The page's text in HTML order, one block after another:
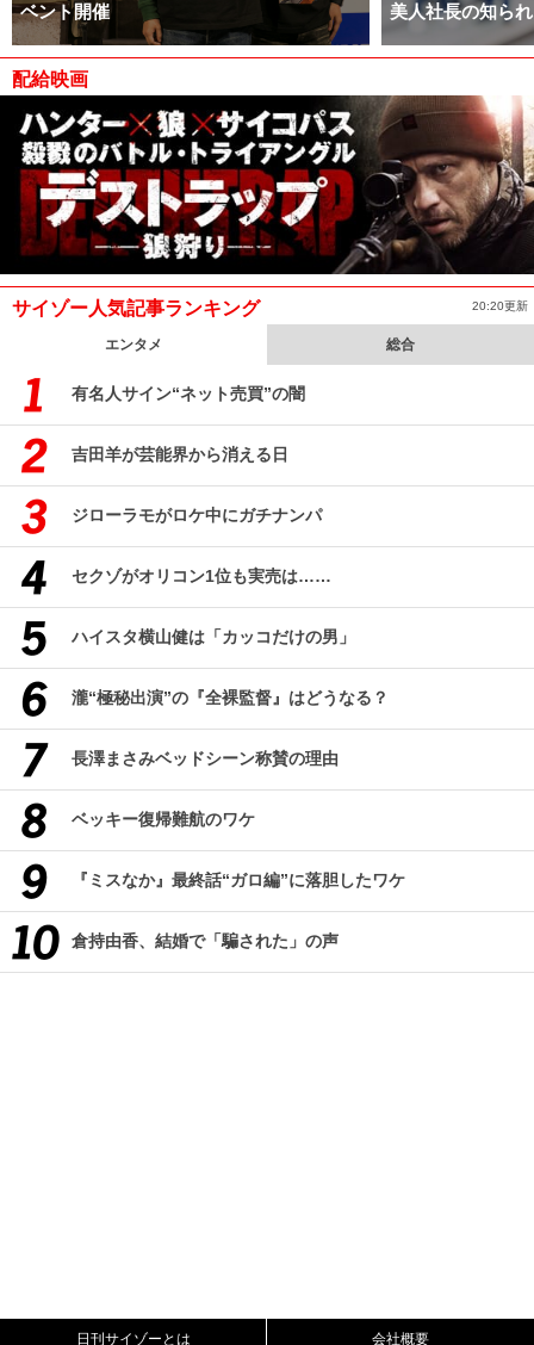
ベント開催
美人社長の知ら
配給映画
サイゾー人気記事ランキング 20:20更新
エンタメ 総合
有名人サイン“ネット売買”の闇
吉田羊が芸能界から消える日
ジローラモがロケ中にガチナンパ
セクゾがオリコン1位も実売は……
ハイスタ横山健は「カッコだけの男」
瀧“極秘出演”の『全裸監督』はどうなる？
長澤まさみベッドシーン称賛の理由
ベッキー復帰難航のワケ
『ミスなか』最終話“ガロ編”に落胆したワケ
倉持由香、結婚で「騙された」の声
日刊サイゾーとは 会社概要